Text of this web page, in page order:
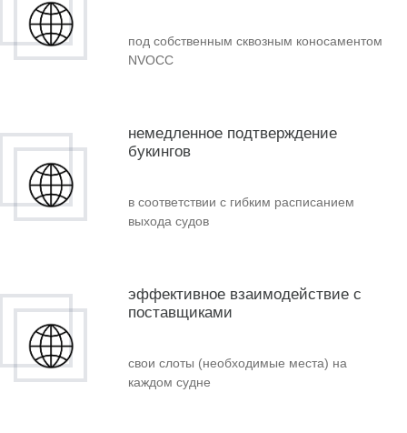
под собственным сквозным коносаментом
NVOCC
немедленное подтверждение
букингов
в соответствии с гибким расписанием
выхода судов
эффективное взаимодействие с
поставщиками
свои слоты (необходимые места) на
каждом судне